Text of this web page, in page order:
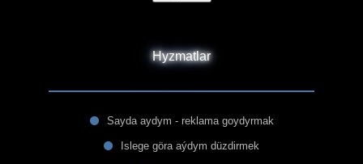
Hyzmatlar
Sayda aydym - reklama goydyrmak
Islege göra aýdym düzdirmek